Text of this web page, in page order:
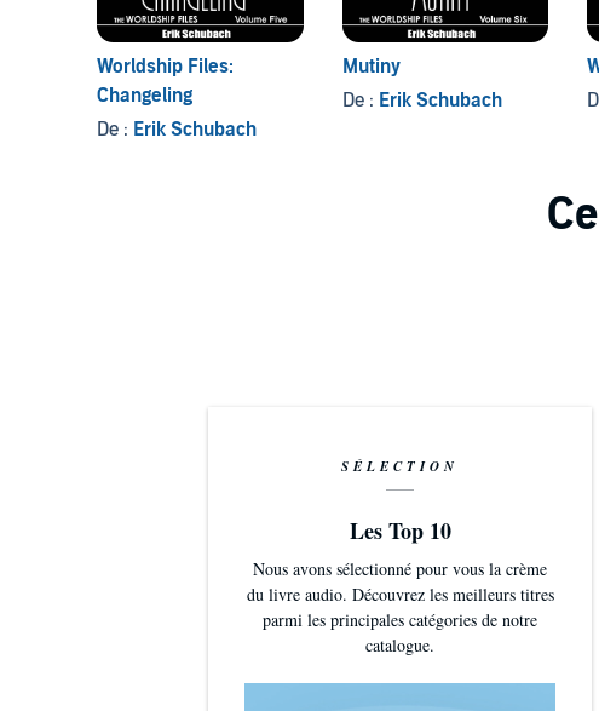
Worldship Files:
Changeling
De : Erik Schubach
Mutiny
De : Erik Schubach
SÉLECTION
Les Top 10
Nous avons sélectionné pour vous la crème
du livre audio. Découvrez les meilleurs titres
parmi les principales catégories de notre
catalogue.